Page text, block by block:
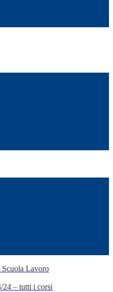
Lavoro
24 – tutti i corsi